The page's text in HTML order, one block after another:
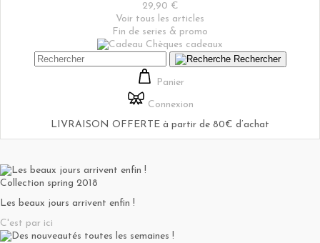
29,90 €
Voir tous les articles
Fin de series & promo
Chèques cadeaux
Rechercher
Panier
Connexion
LIVRAISON OFFERTE à partir de 80€ d’achat
Collection spring 2018
Les beaux jours arrivent enfin !
C'est par ici